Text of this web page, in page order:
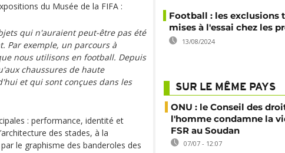
du Musée de la FIFA :
qui n'auraient peut-être pas été
Par exemple, un parcours à
nous utilisons en football. Depuis
chaussures de haute
et qui sont conçues dans les
: performance, identité et
des stades, à la
le graphisme des banderoles des
Football : les exclusions
mises à l'essai chez les
13/08/2024
SUR LE MÊME PAYS
ONU : le Conseil des
l'homme condamne la
FSR au Soudan
07/07 - 12:07